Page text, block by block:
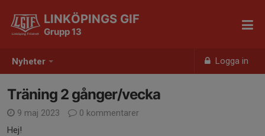
Nyheter Logga in
LINKÖPINGS GIF
Grupp 13
Träning 2 gånger/vecka
9 maj 2023
0 kommentarer
Hej!